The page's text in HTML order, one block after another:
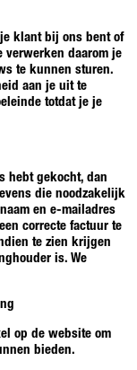
klant bij ons bent of
verwerken daarom je
te kunnen sturen.
aan je uit te
totdat je je
hebt gekocht, dan
die noodzakelijk
en e-mailadres
correcte factuur te
te zien krijgen
is. We
op de website om
bieden.